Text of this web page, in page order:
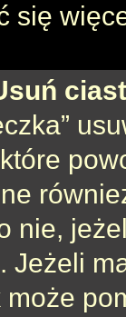
się
nie,
Jeżeli